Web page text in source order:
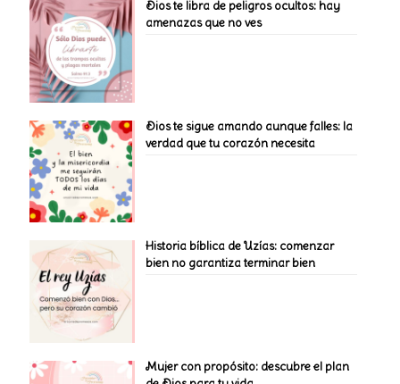
Dios te libra de peligros ocultos: hay
amenazas que no ves
Dios te sigue amando aunque falles: la
verdad que tu corazón necesita
Historia bíblica de Uzías: comenzar
bien no garantiza terminar bien
Mujer con propósito: descubre el plan